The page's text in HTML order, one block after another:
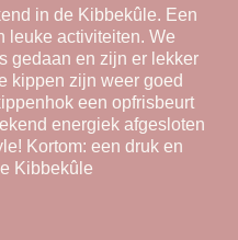
in de Kibbekûle. Een
leuke activiteiten. We
gedaan en zijn er lekker
kippen zijn weer goed
een opfrisbeurt
energiek afgesloten
Kortom: een druk en
Kibbekûle